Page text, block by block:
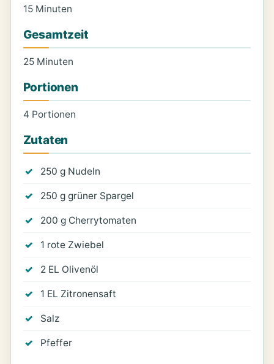
15 Minuten
Gesamtzeit
25 Minuten
Portionen
4 Portionen
Zutaten
250 g Nudeln
250 g grüner Spargel
200 g Cherrytomaten
1 rote Zwiebel
2 EL Olivenöl
1 EL Zitronensaft
Salz
Pfeffer